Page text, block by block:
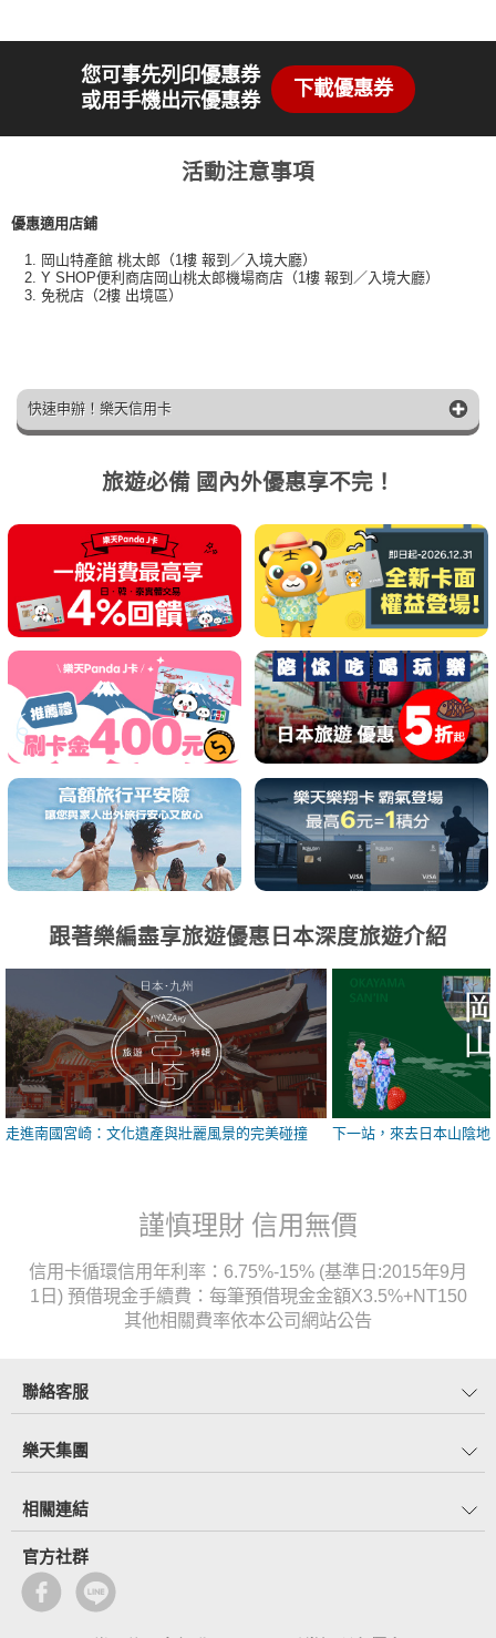
您可事先列印優惠券
或用手機出示優惠券
下載優惠券
活動注意事項
優惠適用店鋪
岡山特產館 桃太郎（1樓 報到／入境大廳）
Y SHOP便利商店岡山桃太郎機場商店（1樓 報到／入境大廳）
免税店（2樓 出境區）
快速申辦！樂天信用卡
旅遊必備 國內外優惠享不完！
跟著樂編盡享旅遊優惠日本深度旅遊介紹
走進南國宮崎：文化遺產與壯麗風景的完美碰撞 下一站，來去日本山陰地
謹慎理財 信用無價
信用卡循環信用年利率：6.75%-15% (基準日:2015年9月
1日) 預借現金手續費：每筆預借現金金額X3.5%+NT150
其他相關費率依本公司網站公告
聯絡客服
樂天集團
相關連結
官方社群